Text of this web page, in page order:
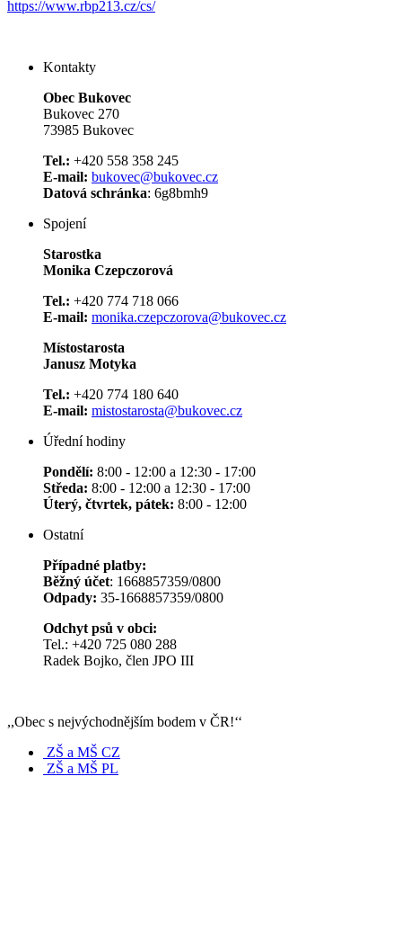
https://www.rbp213.cz/cs/
Kontakty
Obec Bukovec
Bukovec 270
73985 Bukovec
Tel.: +420 558 358 245
E-mail: bukovec@bukovec.cz
Datová schránka: 6g8bmh9
Spojení
Starostka
Monika Czepczorová
Tel.: +420 774 718 066
E-mail: monika.czepczorova@bukovec.cz
Místostarosta
Janusz Motyka
Tel.: +420 774 180 640
E-mail: mistostarosta@bukovec.cz
Úřední hodiny
Pondělí: 8:00 - 12:00 a 12:30 - 17:00
Středa: 8:00 - 12:00 a 12:30 - 17:00
Úterý, čtvrtek, pátek: 8:00 - 12:00
Ostatní
Případné platby:
Běžný účet: 1668857359/0800
Odpady: 35-1668857359/0800
Odchyt psů v obci:
Tel.: +420 725 080 288
Radek Bojko, člen JPO III
,,Obec s nejvýchodnějším bodem v ČR!‘‘
ZŠ a MŠ CZ
ZŠ a MŠ PL